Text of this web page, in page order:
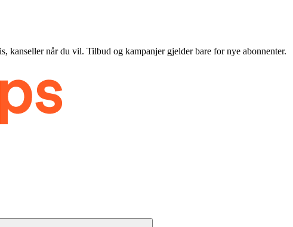
kanseller når du vil. Tilbud og kampanjer gjelder bare for nye abonnenter.